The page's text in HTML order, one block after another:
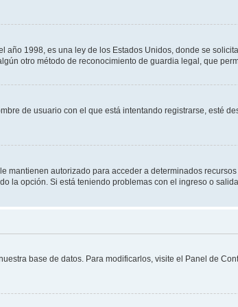
año 1998, es una ley de los Estados Unidos, donde se
otro método de reconocimiento de guardia legal, que
de usuario con el que está intentando registrarse, esté
autorizado para acceder a determinados
la opción. Si está teniendo problemas con el ingreso o
base de datos. Para modificarlos, visite el Panel de